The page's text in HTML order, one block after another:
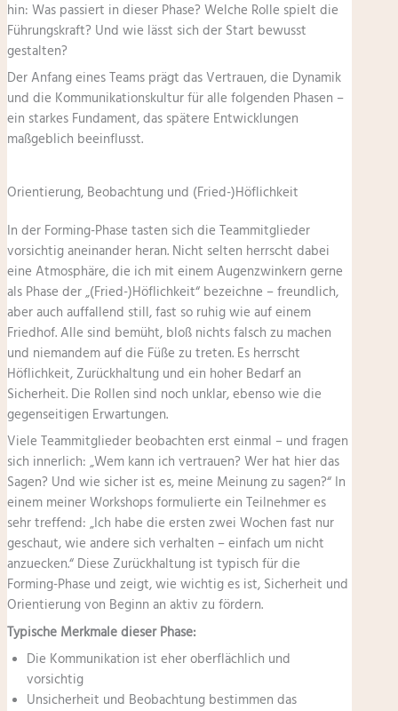
hin: Was passiert in dieser Phase? Welche Rolle spielt die
Führungskraft? Und wie lässt sich der Start bewusst
gestalten?
Der Anfang eines Teams prägt das Vertrauen, die Dynamik
und die Kommunikationskultur für alle folgenden Phasen –
ein starkes Fundament, das spätere Entwicklungen
maßgeblich beeinflusst.
Orientierung, Beobachtung und (Fried-)Höflichkeit
In der Forming-Phase tasten sich die Teammitglieder
vorsichtig aneinander heran. Nicht selten herrscht dabei
eine Atmosphäre, die ich mit einem Augenzwinkern gerne
als Phase der „(Fried-)Höflichkeit“ bezeichne – freundlich,
aber auch auffallend still, fast so ruhig wie auf einem
Friedhof. Alle sind bemüht, bloß nichts falsch zu machen
und niemandem auf die Füße zu treten. Es herrscht
Höflichkeit, Zurückhaltung und ein hoher Bedarf an
Sicherheit. Die Rollen sind noch unklar, ebenso wie die
gegenseitigen Erwartungen.
Viele Teammitglieder beobachten erst einmal – und fragen
sich innerlich: „Wem kann ich vertrauen? Wer hat hier das
Sagen? Und wie sicher ist es, meine Meinung zu sagen?“ In
einem meiner Workshops formulierte ein Teilnehmer es
sehr treffend: „Ich habe die ersten zwei Wochen fast nur
geschaut, wie andere sich verhalten – einfach um nicht
anzuecken.“ Diese Zurückhaltung ist typisch für die
Forming-Phase und zeigt, wie wichtig es ist, Sicherheit und
Orientierung von Beginn an aktiv zu fördern.
Typische Merkmale dieser Phase:
Die Kommunikation ist eher oberflächlich und
vorsichtig
Unsicherheit und Beobachtung bestimmen das